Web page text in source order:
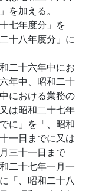
を加える。
七年度分」を
十八年度分」に
二十六年中にお
年中、昭和二十
における業務の
は昭和二十七年
に」を「、昭和
一日までに又は
三十一日まで
二十七年一月一
「、昭和二十八